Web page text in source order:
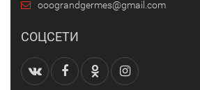
ooograndgermes@gmail.com
СОЦСЕТИ